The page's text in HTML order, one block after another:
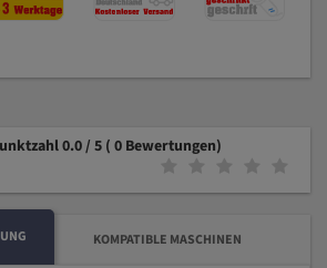
0.0 / 5 ( 0 Bewertungen)
KOMPATIBLE MASCHINEN